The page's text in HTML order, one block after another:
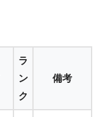
ラ
ン
ク
備考